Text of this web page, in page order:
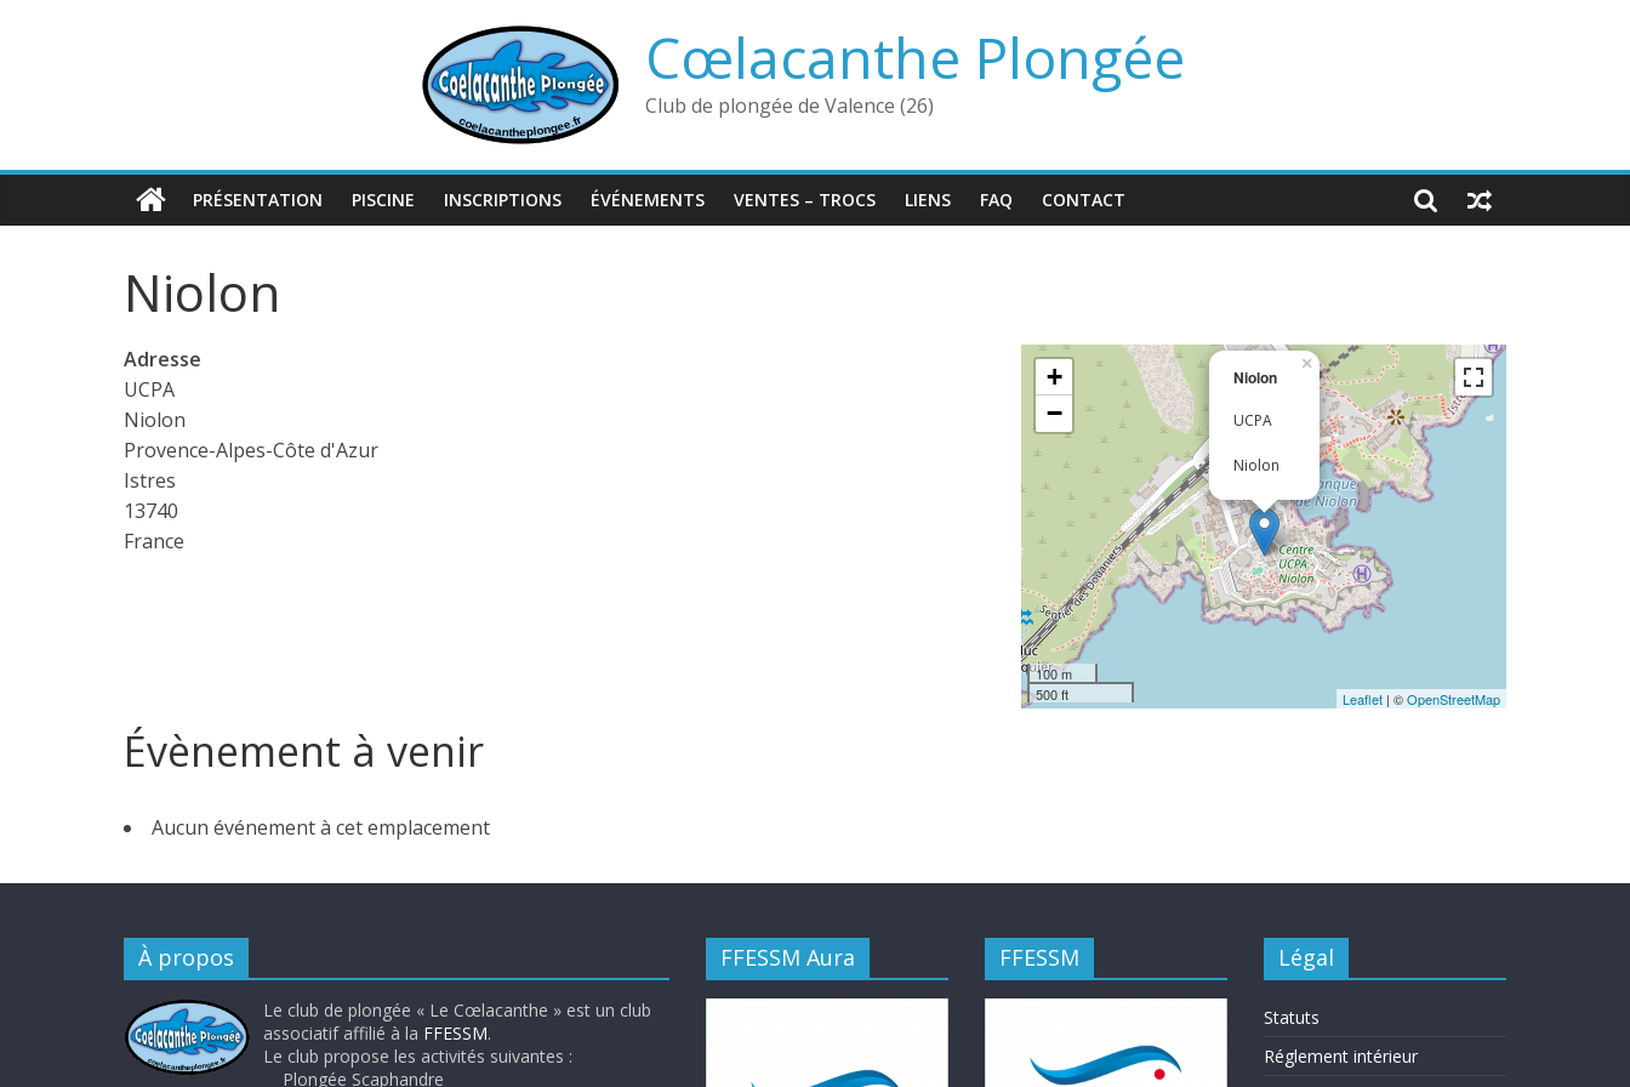
Cœlacanthe Plongée
Club de plongée de Valence (26)
PRÉSENTATION PISCINE INSCRIPTIONS ÉVÉNEMENTS VENTES – TROCS LIENS FAQ CONTACT
Niolon
Niolon
UCPA
Niolon
×
+
−
100 m
500 ft
Leaflet | ©OpenStreetMap
Adresse
UCPA
Niolon
Provence-Alpes-Côte d'Azur
Istres
13740
France
Évènement à venir
Aucun événement à cet emplacement
À propos
Le club de plongée « Le Cœlacanthe » est un club
associatif affilié à la FFESSM.
Le club propose les activités suivantes :
Plongée Scaphandre
FFESSM Aura FFESSM Légal
Statuts
Réglement intérieur